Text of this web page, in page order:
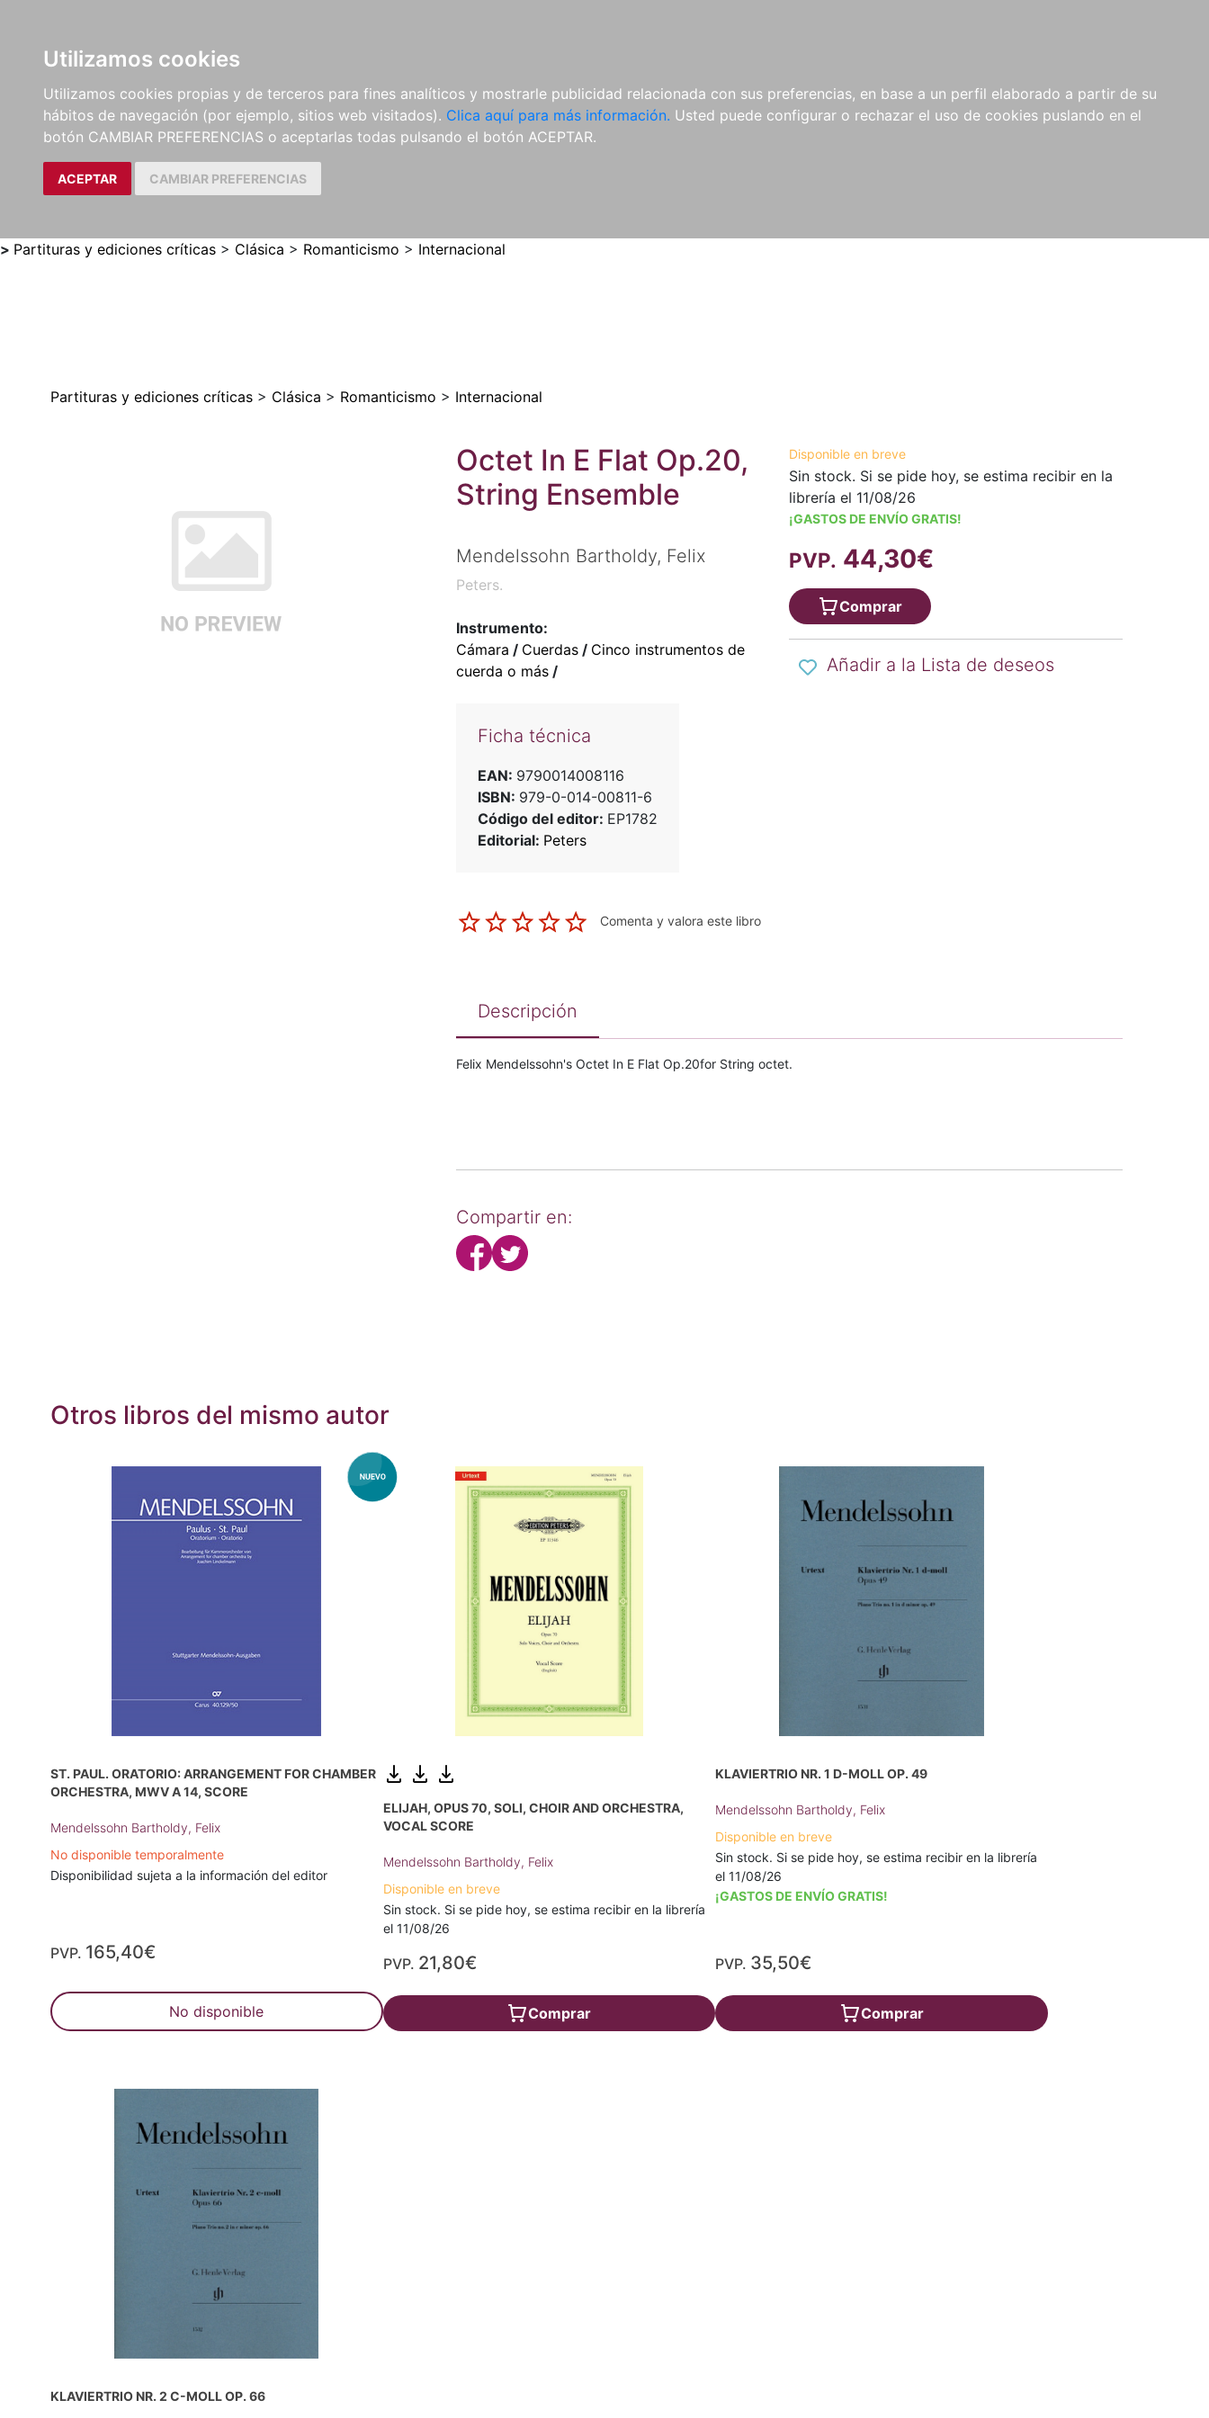
Utilizamos cookies
Utilizamos cookies propias y de terceros para fines analíticos y mostrarle publicidad relacionada con sus preferencias, en base a un perfil elaborado a partir de su
hábitos de navegación (por ejemplo, sitios web visitados). Clica aquí para más información. Usted puede configurar o rechazar el uso de cookies puslando en el
botón CAMBIAR PREFERENCIAS o aceptarlas todas pulsando el botón ACEPTAR.
ACEPTAR CAMBIAR PREFERENCIAS
LIBROS
MÉTODOS Y
EJERCICIOS
PARTITURAS Y EDICIONES
CRÍTICAS
REVISTAS
CDS Y
DVDS
MATERIAL
COMPLEMENTARIO
NOVEDADES NOTICIAS
COMPRAS
INSTITUCIONALES
> Partituras y ediciones críticas > Clásica > Romanticismo > Internacional
Partituras y ediciones críticas > Clásica > Romanticismo > Internacional
Octet In E Flat Op.20,
String Ensemble
Mendelssohn Bartholdy, Felix
Peters.
Instrumento:
Cámara / Cuerdas/ Cinco instrumentos de
cuerda o más/
Ficha técnica
EAN: 9790014008116
ISBN: 979-0-014-00811-6
Código del editor: EP1782
Editorial: Peters
Comenta y valora este libro
Disponible en breve
Sin stock. Si se pide hoy, se estima recibir en la
librería el 11/08/26
¡GASTOS DE ENVÍO GRATIS!
PVP. 44,30€
Comprar
Añadir a la Lista de deseos
Descripción
Felix Mendelssohn's Octet In E Flat Op.20for String octet.
Compartir en:
Otros libros del mismo autor
ST. PAUL. ORATORIO: ARRANGEMENT FOR CHAMBER
ORCHESTRA, MWV A 14, SCORE
Mendelssohn Bartholdy, Felix
No disponible temporalmente
Disponibilidad sujeta a la información del editor
PVP. 165,40€
No disponible
ELIJAH, OPUS 70, SOLI, CHOIR AND ORCHESTRA,
VOCAL SCORE
Mendelssohn Bartholdy, Felix
Disponible en breve
Sin stock. Si se pide hoy, se estima recibir en la librería
el 11/08/26
PVP. 21,80€
Comprar
KLAVIERTRIO NR. 1 D-MOLL OP. 49
Mendelssohn Bartholdy, Felix
Disponible en breve
Sin stock. Si se pide hoy, se estima recibir en la librería
el 11/08/26
¡GASTOS DE ENVÍO GRATIS!
PVP. 35,50€
Comprar
KLAVIERTRIO NR. 2 C-MOLL OP. 66